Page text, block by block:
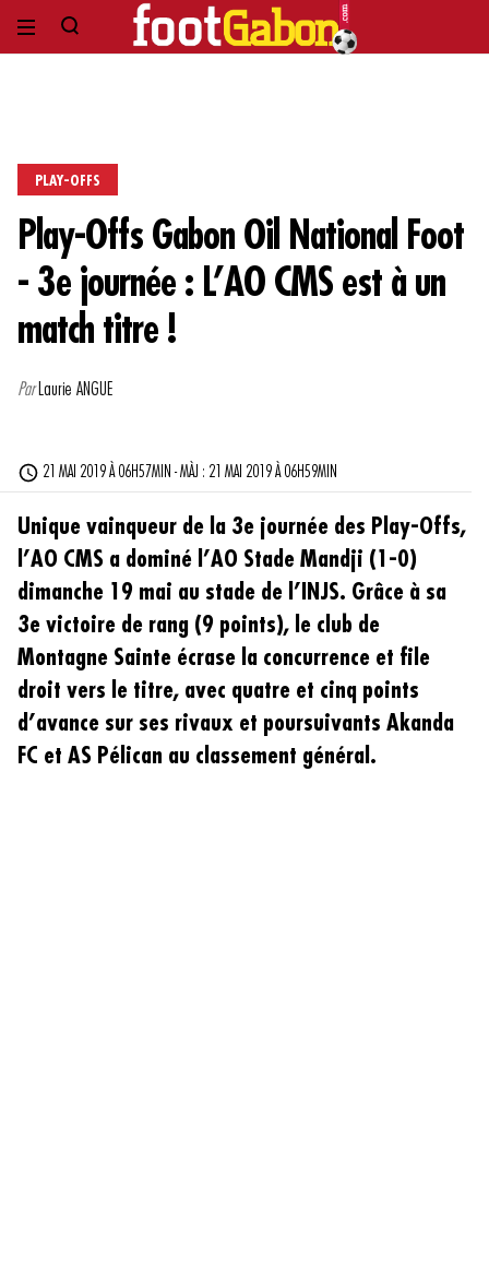
PLAY-OFFS
Play-Offs Gabon Oil National Foot
- 3e journée : L’AO CMS est à un
match titre !
Par Laurie ANGUE
21 MAI 2019 À 06H57MIN - MÀJ : 21 MAI 2019 À 06H59MIN
Unique vainqueur de la 3e journée des Play-Offs,
l’AO CMS a dominé l’AO Stade Mandji (1-0)
dimanche 19 mai au stade de l’INJS. Grâce à sa
3e victoire de rang (9 points), le club de
Montagne Sainte écrase la concurrence et file
droit vers le titre, avec quatre et cinq points
d’avance sur ses rivaux et poursuivants Akanda
FC et AS Pélican au classement général.